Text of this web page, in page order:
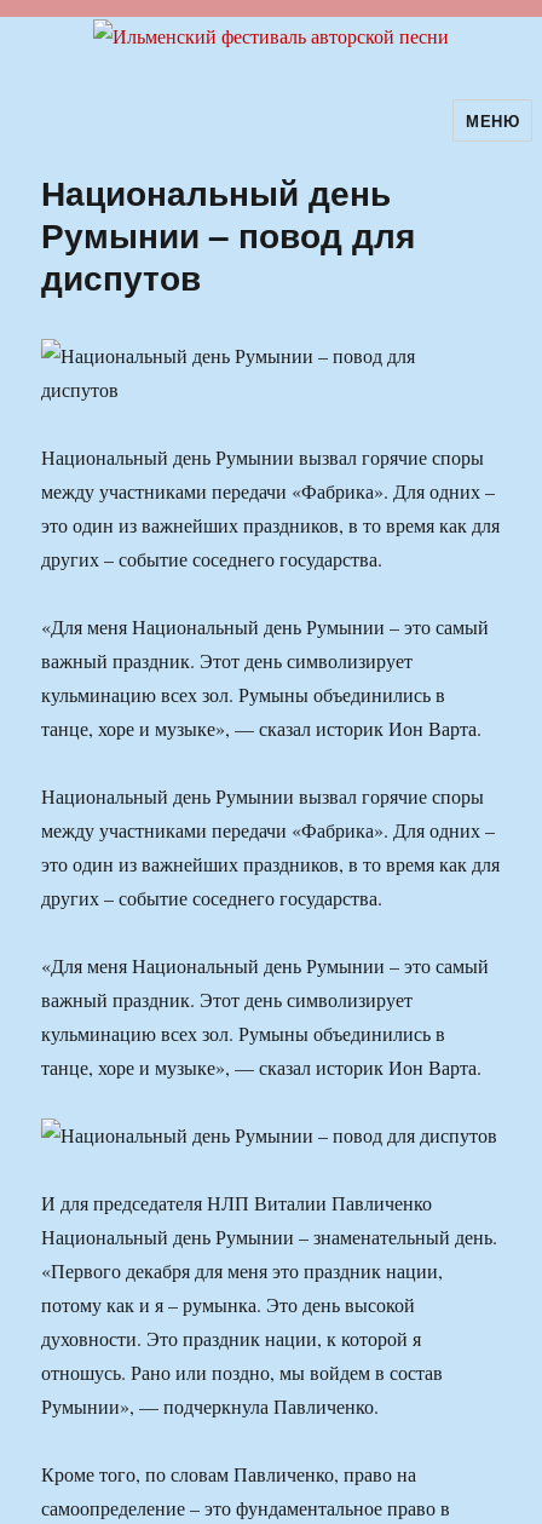
Ильменский фестиваль авторскойМЕНЮ
Национальный день
Румынии – повод для
диспутов
Национальный день Румынии вызвал горячие споры
между участниками передачи «Фабрика». Для одних –
это один из важнейших праздников, в то время как для
других – событие соседнего государства.
«Для меня Национальный день Румынии – это самый
важный праздник. Этот день символизирует
кульминацию всех зол. Румыны объединились в
танце, хоре и музыке», — сказал историк Ион Варта.
Национальный день Румынии вызвал горячие споры
между участниками передачи «Фабрика». Для одних –
это один из важнейших праздников, в то время как для
других – событие соседнего государства.
«Для меня Национальный день Румынии – это самый
важный праздник. Этот день символизирует
кульминацию всех зол. Румыны объединились в
танце, хоре и музыке», — сказал историк Ион Варта.
И для председателя НЛП Виталии Павличенко
Национальный день Румынии – знаменательный день.
«Первого декабря для меня это праздник нации,
потому как и я – румынка. Это день высокой
духовности. Это праздник нации, к которой я
отношусь. Рано или поздно, мы войдем в состав
Румынии», — подчеркнула Павличенко.
Кроме того, по словам Павличенко, право на
самоопределение – это фундаментальное право в